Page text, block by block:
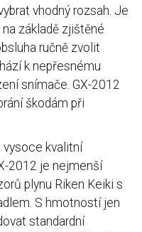
vhodný rozsah. Je
základě zjištěné
ručně zvolit
k nepřesnému
snímače. GX-2012
škodám při
vysoce kvalitní
2012 je nejmenší
plynu Riken Keiki s
S hmotností jen
standardní